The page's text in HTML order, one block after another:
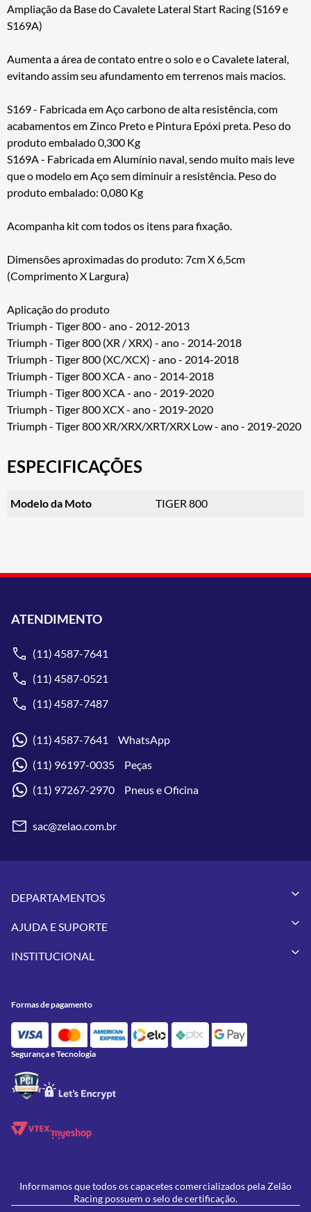
Ampliação da Base do Cavalete Lateral Start Racing (S169 e
S169A)
Aumenta a área de contato entre o solo e o Cavalete lateral,
evitando assim seu afundamento em terrenos mais macios.
S169 - Fabricada em Aço carbono de alta resistência, com
acabamentos em Zinco Preto e Pintura Epóxi preta. Peso do
produto embalado 0,300 Kg
S169A - Fabricada em Alumínio naval, sendo muito mais leve
que o modelo em Aço sem diminuir a resistência. Peso do
produto embalado: 0,080 Kg
Acompanha kit com todos os itens para fixação.
Dimensões aproximadas do produto: 7cm X 6,5cm
(Comprimento X Largura)
Aplicação do produto
Triumph - Tiger 800 - ano - 2012-2013
Triumph - Tiger 800 (XR / XRX) - ano - 2014-2018
Triumph - Tiger 800 (XC/XCX) - ano - 2014-2018
Triumph - Tiger 800 XCA - ano - 2014-2018
Triumph - Tiger 800 XCA - ano - 2019-2020
Triumph - Tiger 800 XCX - ano - 2019-2020
Triumph - Tiger 800 XR/XRX/XRT/XRX Low - ano - 2019-2020
ESPECIFICAÇÕES
Modelo da Moto TIGER 800
ATENDIMENTO
(11) 4587-7641
(11) 4587-0521
(11) 4587-7487
(11) 4587-7641 WhatsApp
(11) 96197-0035 Peças
(11) 97267-2970 Pneus e Oficina
sac@zelao.com.br
DEPARTAMENTOS
Vestuários
Pneus
Utilidades
Feminino
Lançamentos
AJUDA E SUPORTE
Meus Pedidos
Política de Privacidade
Política de Campanhas e promoções
INSTITUCIONAL
Contato
Oficina/Serviços
Formas de pagamento
Segurança e Tecnologia
Informamos que todos os capacetes comercializados pela Zelão
Racing possuem o selo de certificação.